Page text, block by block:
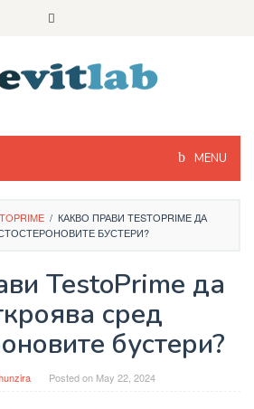
MENU
/ КАКВО ПРАВИ TESTOPRIME ДА
БУСТЕРИ?
TestoPrime да
сред
бустери?
Posted on May 22, 2024